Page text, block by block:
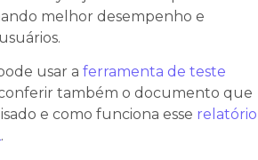
melhor desempenho e
usar a ferramenta de teste
conferir também o documento que
e como funciona esse relatório
.